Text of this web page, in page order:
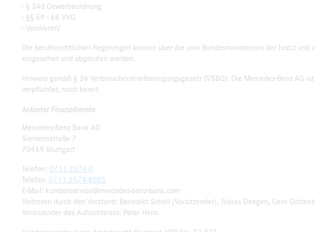
- § 34d Gewerbeordnung
- §§ 59 - 68 VVG
- VersVermV
Die berufsrechtlichen Regelungen können über die vom Bundesministerium der Justiz
eingesehen und abgerufen werden.
Hinweis gemäß § 36 Verbraucherstreitbeilegungsgesetz (VSBG): Die Mercedes-Benz AG
verpflichtet, noch bereit.
Anbieter Finanzdienste
Mercedes-Benz Bank AG
Siemensstraße 7
70469 Stuttgart
Telefon: 0711 2574-0
Telefax: 0711 2574-8005
E-Mail: kundenservice@mercedes-benz-bank.com
Vertreten durch den Vorstand: Benedikt Schell (Vorsitzender), Tobias Deegen, Gero
Vorsitzender des Aufsichtsrats: Peter Henn